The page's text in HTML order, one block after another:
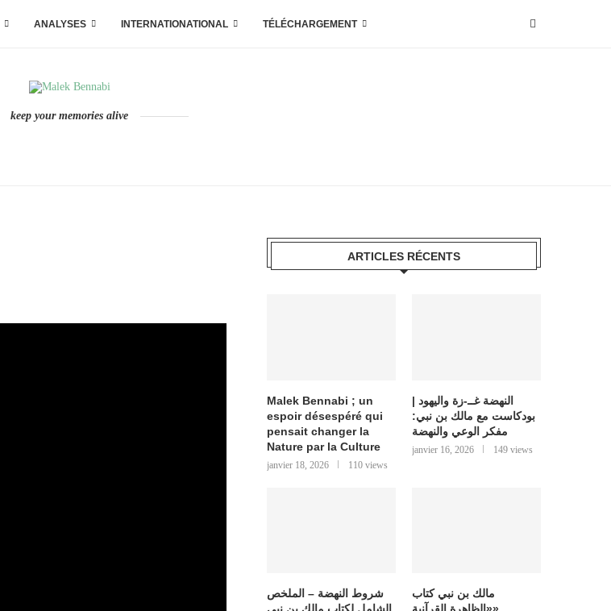
ANALYSES INTERNATIONATIONAL TÉLÉCHARGEMENT
keep your memories alive
ARTICLES RÉCENTS
Malek Bennabi ; un
espoir désespéré qui
pensait changer la
Nature par la Culture
janvier 18, 2026 110 views
النهضة غــ-زة واليهود |
بودكاست مع مالك بن نبي:
مفكر الوعي والنهضة
janvier 16, 2026 149 views
شروط النهضة – الملخص
مالك بن نبي كتاب